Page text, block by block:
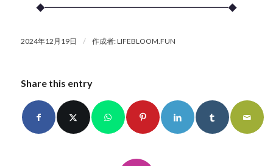
◆━━━━━━━━━━━━━━━━━━━━◆
2024年12月19日 / 作成者:LIFEBLOOM.FUN
Share this entry